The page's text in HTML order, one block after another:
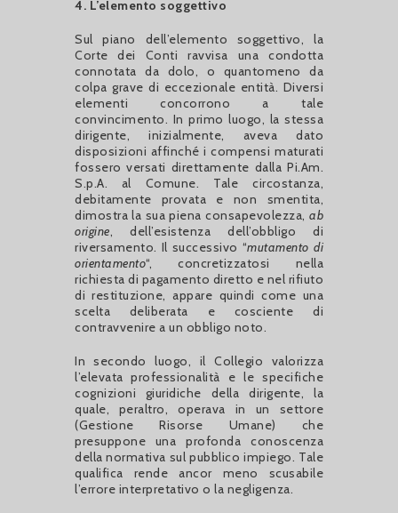
4. L’elemento soggettivo
Sul piano dell’elemento soggettivo, la
Corte dei Conti ravvisa una condotta
connotata da dolo, o quantomeno da
colpa grave di eccezionale entità. Diversi
elementi concorrono a tale
convincimento. In primo luogo, la stessa
dirigente, inizialmente, aveva dato
disposizioni affinché i compensi maturati
fossero versati direttamente dalla Pi.Am.
S.p.A. al Comune. Tale circostanza,
debitamente provata e non smentita,
dimostra la sua piena consapevolezza, ab
origine, dell’esistenza dell’obbligo di
riversamento. Il successivo “mutamento di
orientamento“, concretizzatosi nella
richiesta di pagamento diretto e nel rifiuto
di restituzione, appare quindi come una
scelta deliberata e cosciente di
contravvenire a un obbligo noto.
In secondo luogo, il Collegio valorizza
l’elevata professionalità e le specifiche
cognizioni giuridiche della dirigente, la
quale, peraltro, operava in un settore
(Gestione Risorse Umane) che
presuppone una profonda conoscenza
della normativa sul pubblico impiego. Tale
qualifica rende ancor meno scusabile
l’errore interpretativo o la negligenza.